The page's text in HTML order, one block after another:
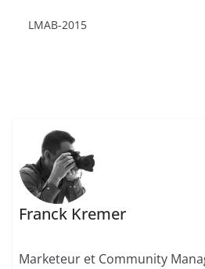
LMAB-2015
Franck Kremer
Marketeur et Community